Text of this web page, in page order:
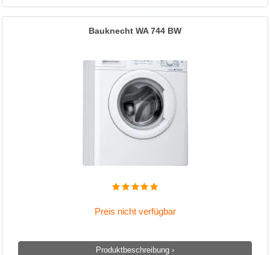
Bauknecht WA 744 BW
Preis nicht verfügbar
Produktbeschreibung ›